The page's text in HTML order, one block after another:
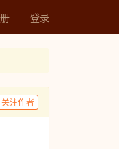
登录
关注作者